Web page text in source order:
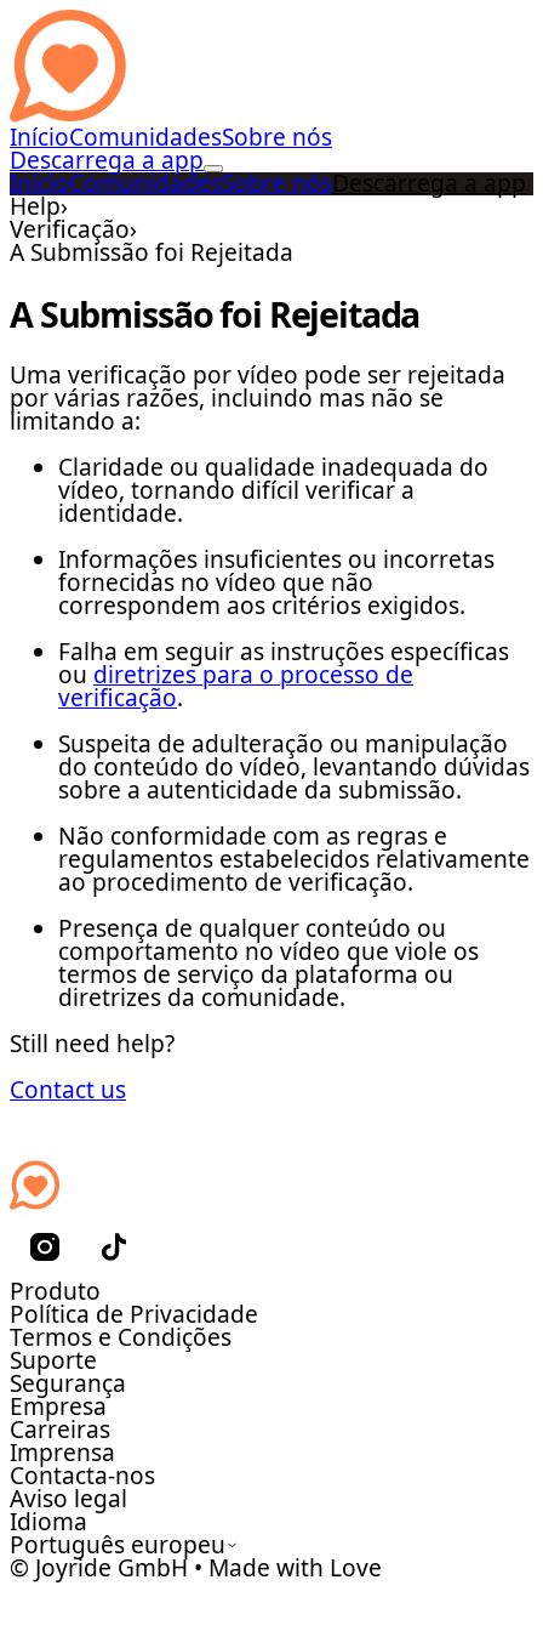
InícioComunidadesSobre nós
Descarrega a app
InícioComunidadesSobre nósDescarrega a app
Help›
Verificação›
A Submissão foi Rejeitada
A Submissão foi Rejeitada
Uma verificação por vídeo pode ser rejeitada
por várias razões, incluindo mas não se
limitando a:
Claridade ou qualidade inadequada do
vídeo, tornando difícil verificar a
identidade.
Informações insuficientes ou incorretas
fornecidas no vídeo que não
correspondem aos critérios exigidos.
Falha em seguir as instruções específicas
ou diretrizes para o processo de
verificação.
Suspeita de adulteração ou manipulação
do conteúdo do vídeo, levantando dúvidas
sobre a autenticidade da submissão.
Não conformidade com as regras e
regulamentos estabelecidos relativamente
ao procedimento de verificação.
Presença de qualquer conteúdo ou
comportamento no vídeo que viole os
termos de serviço da plataforma ou
diretrizes da comunidade.
Still need help?
Contact us
Produto
Política de Privacidade
Termos e Condições
Suporte
Segurança
Empresa
Carreiras
Imprensa
Contacta-nos
Aviso legal
Idioma
Português europeu
© Joyride GmbH • Made with Love